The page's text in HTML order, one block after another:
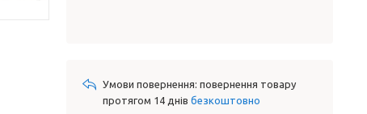
повернення товару
протягом 14 днів безкоштовно